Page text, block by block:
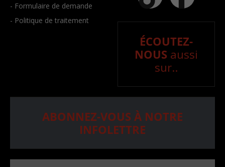
- Formulaire de demande
- Politique de traitement
ÉCOUTEZ-
NOUS aussi
sur..
ABONNEZ-VOUS À NOTRE
INFOLETTRE